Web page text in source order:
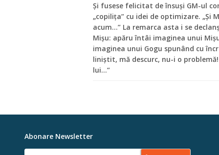
Şi fusese felicitat de însuşi GM-ul
„copiliţa” cu idei de optimizare. „Şi
acum…” La remarca asta i se
Mişu: apăru întâi imaginea unui
imaginea unui Gogu spunând cu
liniştit, mă descurc, nu-i o
lui...”
Abonare Newsletter